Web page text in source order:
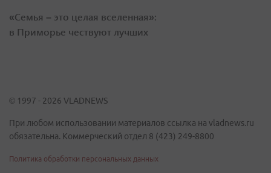
«Семья – это целая вселенная»:
в Приморье чествуют лучших
© 1997 - 2026 VLADNEWS
При любом использовании материалов ссылка на vladnews.ru
обязательна. Коммерческий отдел 8 (423) 249-8800
Политика обработки персональных данных